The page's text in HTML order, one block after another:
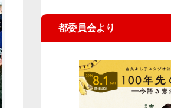
都委員会より